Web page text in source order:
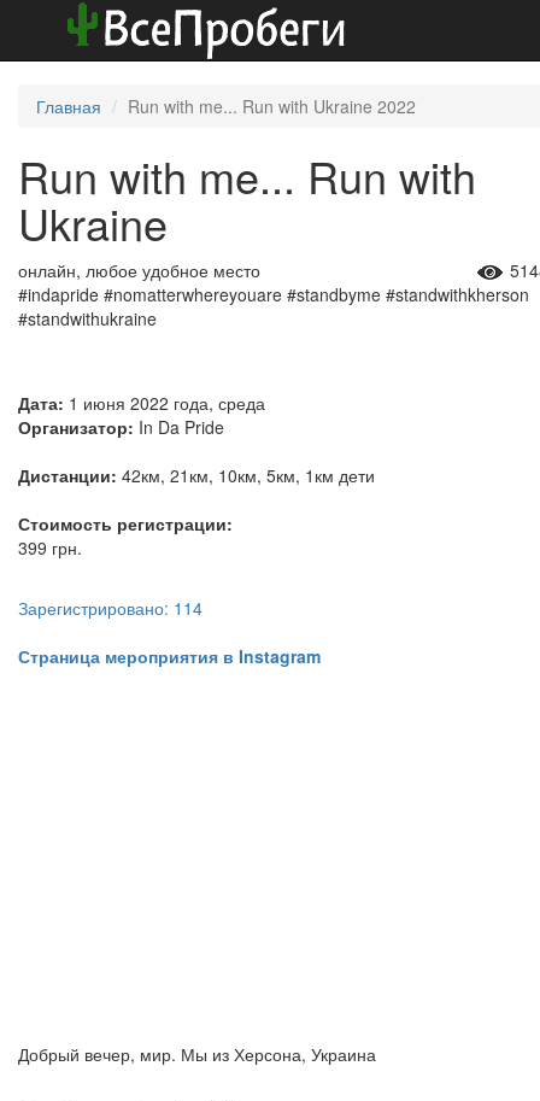
Главная Run with me... Run with Ukraine 2022
Run with me... Run with
Ukraine
онлайн, любое удобное место
#indapride #nomatterwhereyouare #standbyme #standwithkherson
#standwithukraine
Дата: 1 июня 2022 года, среда
Организатор: In Da Pride
Дистанции: 42км, 21км, 10км, 5км, 1км дети
Стоимость регистрации:
399 грн.
Зарегистрировано: 114
​​​​​​​Страница мероприятия в Instagram
Добрый вечер, мир. Мы из Херсона, Украина